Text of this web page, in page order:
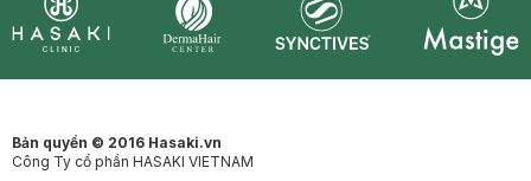
Bản quyền © 2016 Hasaki.vn
Công Ty cổ phần HASAKI VIETNAM